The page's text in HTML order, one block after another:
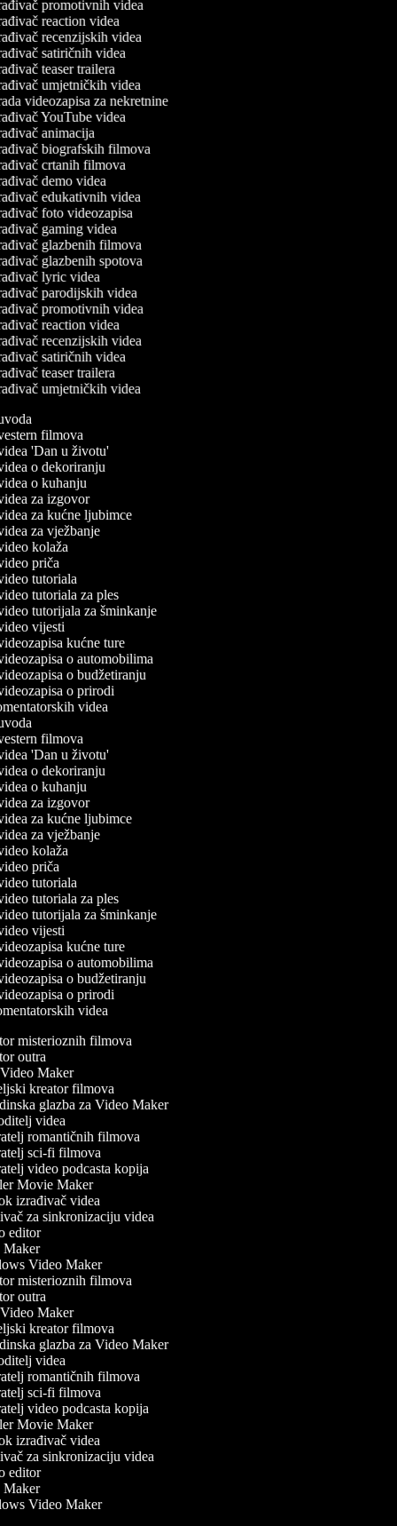
promotivnih videa
reaction videa
recenzijskih videa
satiričnih videa
teaser trailera
umjetničkih videa
videozapisa za nekretnine
YouTube videa
animacija
biografskih filmova
crtanih filmova
demo videa
edukativnih videa
foto videozapisa
gaming videa
glazbenih filmova
glazbenih spotova
lyric videa
parodijskih videa
promotivnih videa
reaction videa
recenzijskih videa
satiričnih videa
teaser trailera
umjetničkih videa
filmova
'Dan u životu'
o dekoriranju
o kuhanju
za izgovor
za kućne ljubimce
za vježbanje
kolaža
priča
tutoriala
tutoriala za ples
tutorijala za šminkanje
vijesti
kućne ture
o automobilima
o budžetiranju
o prirodi
videa
filmova
'Dan u životu'
o dekoriranju
o kuhanju
za izgovor
za kućne ljubimce
za vježbanje
kolaža
priča
tutoriala
tutoriala za ples
tutorijala za šminkanje
vijesti
kućne ture
o automobilima
o budžetiranju
o prirodi
videa
misterioznih filmova
outra
Maker
kreator filmova
glazba za Video Maker
videa
romantičnih filmova
sci-fi filmova
video podcasta kopija
Movie Maker
izrađivač videa
za sinkronizaciju videa
editor
Video Maker
misterioznih filmova
outra
Maker
kreator filmova
glazba za Video Maker
videa
romantičnih filmova
sci-fi filmova
video podcasta kopija
Movie Maker
izrađivač videa
za sinkronizaciju videa
editor
Video Maker